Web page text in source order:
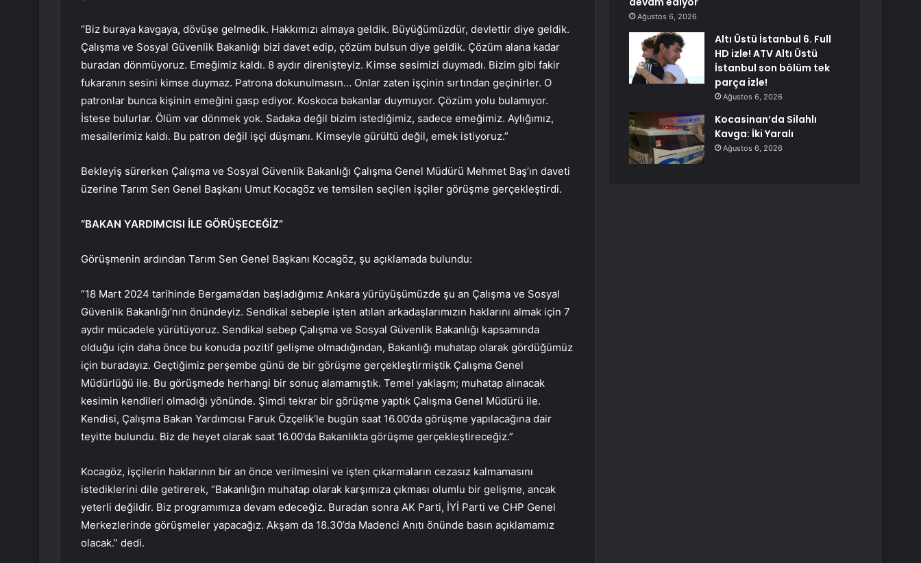
“Biz buraya kavgaya, dövüşe gelmedik. Hakkımızı almaya geldik. Büyüğümüzdür, devlettir diye geldik.
Çalışma ve Sosyal Güvenlik Bakanlığı bizi davet edip, çözüm bulsun diye geldik. Çözüm alana kadar
buradan dönmüyoruz. Emeğimiz kaldı. 8 aydır direnişteyiz. Kimse sesimizi duymadı. Bizim gibi fakir
fukaranın sesini kimse duymaz. Patrona dokunulmasın… Onlar zaten işçinin sırtından geçinirler. O
patronlar bunca kişinin emeğini gasp ediyor. Koskoca bakanlar duymuyor. Çözüm yolu bulamıyor.
İstese bulurlar. Ölüm var dönmek yok. Sadaka değil bizim istediğimiz, sadece emeğimiz. Aylığımız,
mesailerimiz kaldı. Bu patron değil işçi düşmanı. Kimseyle gürültü değil, emek istiyoruz.”
Bekleyiş sürerken Çalışma ve Sosyal Güvenlik Bakanlığı Çalışma Genel Müdürü Mehmet Baş’ın daveti
üzerine Tarım Sen Genel Başkanı Umut Kocagöz ve temsilen seçilen işçiler görüşme gerçekleştirdi.
“BAKAN YARDIMCISI İLE GÖRÜŞECEĞİZ”
Görüşmenin ardından Tarım Sen Genel Başkanı Kocagöz, şu açıklamada bulundu:
“18 Mart 2024 tarihinde Bergama’dan başladığımız Ankara yürüyüşümüzde şu an Çalışma ve Sosyal
Güvenlik Bakanlığı’nın önündeyiz. Sendikal sebeple işten atılan arkadaşlarımızın haklarını almak için 7
aydır mücadele yürütüyoruz. Sendikal sebep Çalışma ve Sosyal Güvenlik Bakanlığı kapsamında
olduğu için daha önce bu konuda pozitif gelişme olmadığından, Bakanlığı muhatap olarak gördüğümüz
için buradayız. Geçtiğimiz perşembe günü de bir görüşme gerçekleştirmiştik Çalışma Genel
Müdürlüğü ile. Bu görüşmede herhangi bir sonuç alamamıştık. Temel yaklaşm; muhatap alınacak
kesimin kendileri olmadığı yönünde. Şimdi tekrar bir görüşme yaptık Çalışma Genel Müdürü ile.
Kendisi, Çalışma Bakan Yardımcısı Faruk Özçelik’le bugün saat 16.00’da görüşme yapılacağına dair
teyitte bulundu. Biz de heyet olarak saat 16.00’da Bakanlıkta görüşme gerçekleştireceğiz.”
Kocagöz, işçilerin haklarının bir an önce verilmesini ve işten çıkarmaların cezasız kalmamasını
istediklerini dile getirerek, “Bakanlığın muhatap olarak karşımıza çıkması olumlu bir gelişme, ancak
yeterli değildir. Biz programımıza devam edeceğiz. Buradan sonra AK Parti, İYİ Parti ve CHP Genel
Merkezlerinde görüşmeler yapacağız. Akşam da 18.30’da Madenci Anıtı önünde basın açıklamamız
olacak.” dedi.
Ağustos 6, 2026
Altı Üstü İstanbul 6. Full
HD izle! ATV Altı Üstü
İstanbul son bölüm tek
parça izle!
Ağustos 6, 2026
Kocasinan’da Silahlı
Kavga: İki Yaralı
Ağustos 6, 2026